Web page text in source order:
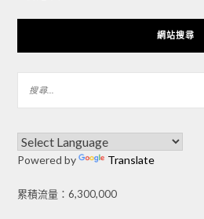
網站搜尋
Powered by Translate
累積流量：6,300,000